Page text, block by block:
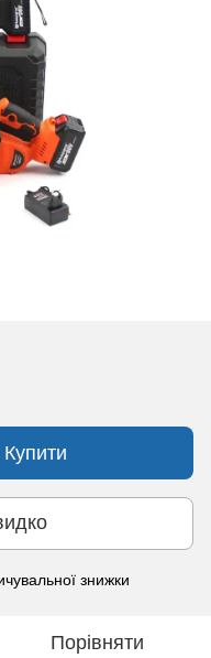
Купити
знижки
Порівняти